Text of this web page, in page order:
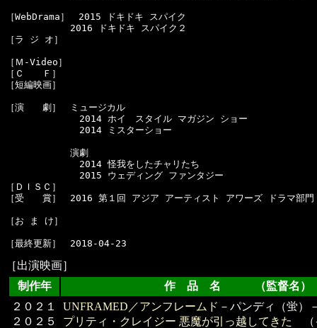
［WebDrama］　2015 ドキドキ スパイク
2016 ドキドキ スパイク２
［ラ ジ オ］
［Ｍ-Video］
［Ｃ　　Ｆ］
［短編映画］
［演　　劇］　ミュージカル
2014 ホイ　スタイル マガジン ショー
2014 ミスターショー
演劇
2014 怪我をしたチャリたち
2015 ウェディング ファンタジー
［ＤＩＳＣ］
［受　　賞］　2016 第１回 アジア アーティスト アワーズ ドラマ部
［お ま け］
［出演映画］
制作年
作 品 名 （監督名）
２０２１
２０２５
UNFRAMED／アンフレームド －パンディ（蛍
プリティ・クレイジー 悪魔が引っ越してきた
（